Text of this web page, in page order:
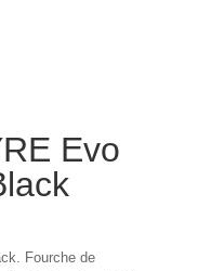
Evo
Fourche de